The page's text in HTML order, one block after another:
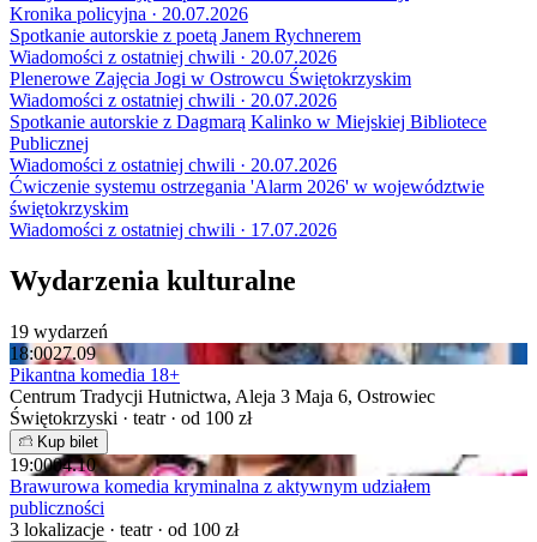
Kronika policyjna · 20.07.2026
Spotkanie autorskie z poetą Janem Rychnerem
Wiadomości z ostatniej chwili · 20.07.2026
Plenerowe Zajęcia Jogi w Ostrowcu Świętokrzyskim
Wiadomości z ostatniej chwili · 20.07.2026
Spotkanie autorskie z Dagmarą Kalinko w Miejskiej Bibliotece
Publicznej
Wiadomości z ostatniej chwili · 20.07.2026
Ćwiczenie systemu ostrzegania 'Alarm 2026' w województwie
świętokrzyskim
Wiadomości z ostatniej chwili · 17.07.2026
Wydarzenia kulturalne
19 wydarzeń
18:0027.09
Pikantna komedia 18+
Centrum Tradycji Hutnictwa, Aleja 3 Maja 6, Ostrowiec
Świętokrzyski · teatr · od 100 zł
Kup bilet
19:0004.10
Brawurowa komedia kryminalna z aktywnym udziałem
publiczności
3 lokalizacje · teatr · od 100 zł